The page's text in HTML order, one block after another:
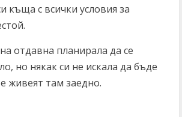
къща с всички условия за
отдавна планирала да се
но някак си не искала да бъде
живеят там заедно.